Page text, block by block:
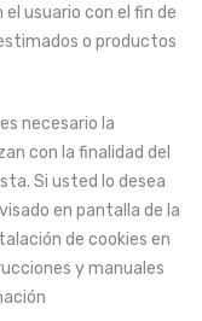
usuario con el fin de
o productos
necesario la
con la finalidad del
Si usted lo desea
en pantalla de la
de cookies en
y manuales